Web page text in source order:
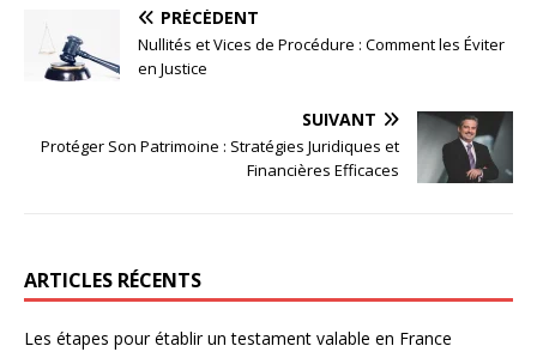
PRÉCÉDENT
Nullités et Vices de Procédure : Comment les Éviter
en Justice
SUIVANT
Protéger Son Patrimoine : Stratégies Juridiques et
Financières Efficaces
ARTICLES RÉCENTS
Les étapes pour établir un testament valable en France